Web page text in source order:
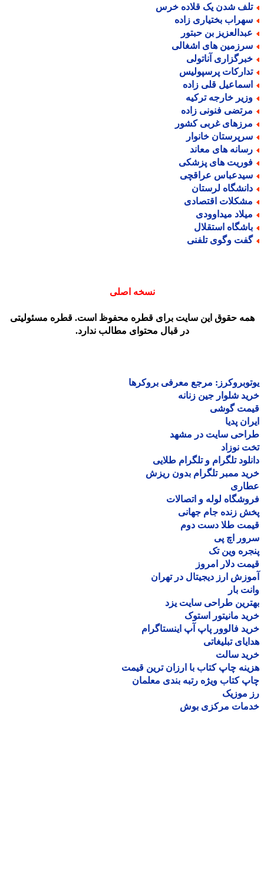
شدن یک قلاده خرس
بختیاری زاده
بن حبتور
های اشغالی
آناتولی
پرسپولیس
قلی زاده
خارجه ترکیه
فنونی زاده
غربی کشور
خانوار
های معاند
های پزشکی
عراقچی
لرستان
اقتصادی
میداوودی
استقلال
وگوی تلفنی
نسخه اصلی
حقوق این سایت برای قطره محفوظ است. قطره مسئولیتی
در قبال محتوای مطالب ندارد.
مرجع معرفی بروکرها
شلوار جین زنانه
گوشی
پدیا
سایت در مشهد
نوزاد
تلگرام و تلگرام طلایی
ممبر تلگرام بدون ریزش
لوله و اتصالات
زنده جام جهانی
طلا دست دوم
اچ پی
وین تک
دلار امروز
ارز دیجیتال در تهران
بار
طراحی سایت یزد
مانیتور استوک
فالوور پاپ آپ اینستاگرام
تبلیغاتی
سالت
چاپ کتاب با ارزان ترین قیمت
کتاب ویژه رتبه بندی معلمان
موزیک
مرکزی بوش